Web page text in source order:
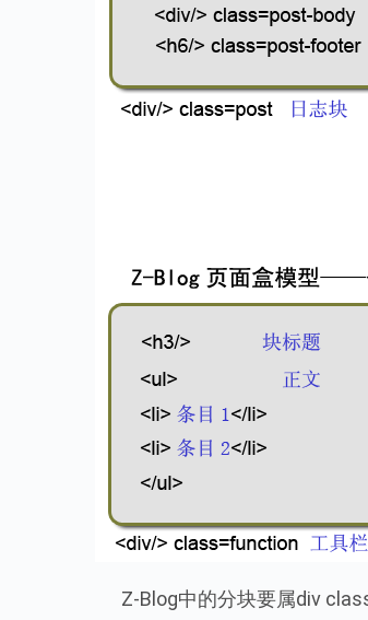
Z-Blog中的分块要属div